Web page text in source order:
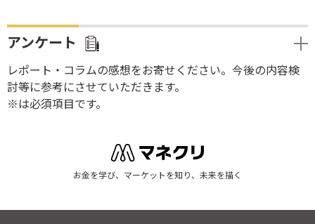
アンケート
レポート・コラムの感想をお寄せください。今後の内容検
討等に参考にさせていただきます。
※は必須項目です。
お金を学び、マーケットを知り、未来を描く